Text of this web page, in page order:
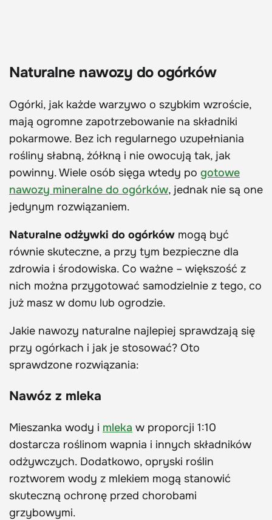
Naturalne nawozy do ogórków
Ogórki, jak każde warzywo o szybkim wzroście,
mają ogromne zapotrzebowanie na składniki
pokarmowe. Bez ich regularnego uzupełniania
rośliny słabną, żółkną i nie owocują tak, jak
powinny. Wiele osób sięga wtedy po gotowe
nawozy mineralne do ogórków, jednak nie są one
jedynym rozwiązaniem.
Naturalne odżywki do ogórków mogą być
równie skuteczne, a przy tym bezpieczne dla
zdrowia i środowiska. Co ważne – większość z
nich można przygotować samodzielnie z tego, co
już masz w domu lub ogrodzie.
Jakie nawozy naturalne najlepiej sprawdzają się
przy ogórkach i jak je stosować? Oto
sprawdzone rozwiązania:
Nawóz z mleka
Mieszanka wody i mleka w proporcji 1:10
dostarcza roślinom wapnia i innych składników
odżywczych. Dodatkowo, opryski roślin
roztworem wody z mlekiem mogą stanowić
skuteczną ochronę przed chorobami
grzybowymi.